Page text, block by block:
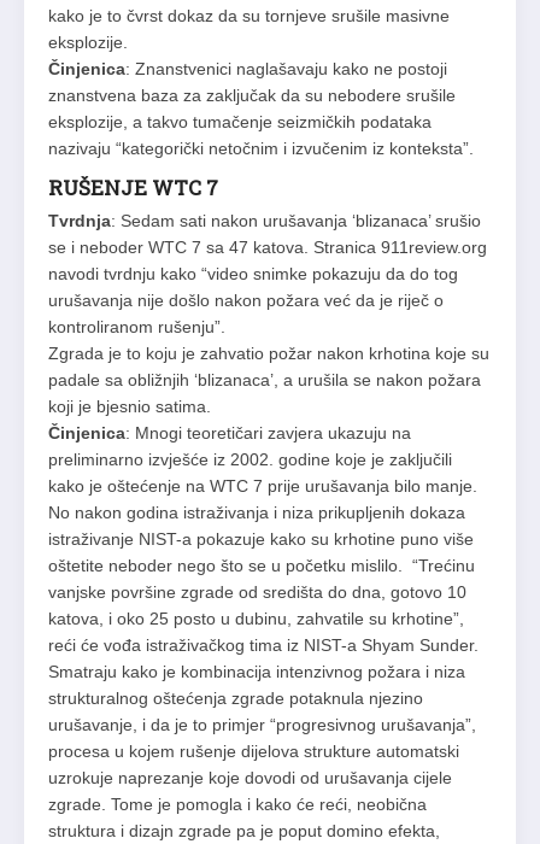
kako je to čvrst dokaz da su tornjeve srušile masivne
eksplozije.
Činjenica: Znanstvenici naglašavaju kako ne postoji
znanstvena baza za zaključak da su nebodere srušile
eksplozije, a takvo tumačenje seizmičkih podataka
nazivaju “kategorički netočnim i izvučenim iz konteksta”.
RUŠENJE WTC 7
Tvrdnja: Sedam sati nakon urušavanja ‘blizanaca’ srušio
se i neboder WTC 7 sa 47 katova. Stranica 911review.org
navodi tvrdnju kako “video snimke pokazuju da do tog
urušavanja nije došlo nakon požara već da je riječ o
kontroliranom rušenju”.
Zgrada je to koju je zahvatio požar nakon krhotina koje su
padale sa obližnjih ‘blizanaca’, a urušila se nakon požara
koji je bjesnio satima.
Činjenica: Mnogi teoretičari zavjera ukazuju na
preliminarno izvješće iz 2002. godine koje je zaključili
kako je oštećenje na WTC 7 prije urušavanja bilo manje.
No nakon godina istraživanja i niza prikupljenih dokaza
istraživanje NIST-a pokazuje kako su krhotine puno više
oštetite neboder nego što se u početku mislilo. “Trećinu
vanjske površine zgrade od središta do dna, gotovo 10
katova, i oko 25 posto u dubinu, zahvatile su krhotine”,
reći će vođa istraživačkog tima iz NIST-a Shyam Sunder.
Smatraju kako je kombinacija intenzivnog požara i niza
strukturalnog oštećenja zgrade potaknula njezino
urušavanje, i da je to primjer “progresivnog urušavanja”,
procesa u kojem rušenje dijelova strukture automatski
uzrokuje naprezanje koje dovodi od urušavanja cijele
zgrade. Tome je pomogla i kako će reći, neobična
struktura i dizajn zgrade pa je poput domino efekta,